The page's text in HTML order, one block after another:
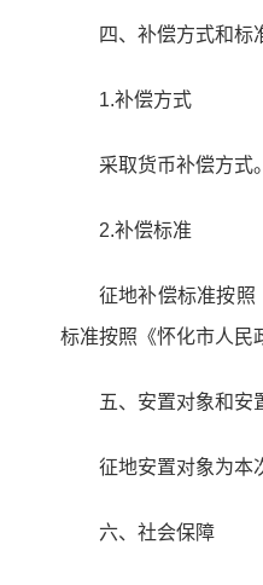
四、补偿方式和标
1.补偿方式
采取货币补偿方式。
2.补偿标准
征地补偿标准按照
标准按照《怀化市人民
五、安置对象和安
征地安置对象为本
六、社会保障